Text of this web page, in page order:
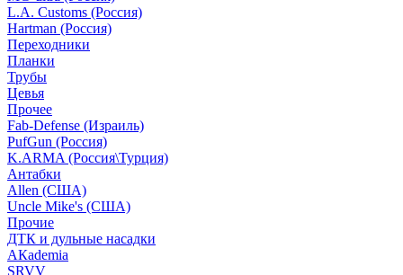
L.A. Customs (Россия)
Hartman (Россия)
Переходники
Планки
Трубы
Цевья
Прочее
Fab-Defense (Израиль)
PufGun (Россия)
K.ARMA (Россия\Турция)
Антабки
Allen (США)
Uncle Mike's (США)
Прочие
ДТК и дульные насадки
АКademia
SRVV